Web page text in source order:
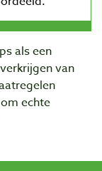
als een
van
echte